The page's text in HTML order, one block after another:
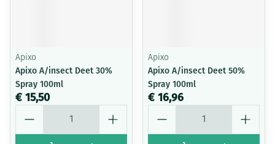
Apixo
Apixo A/insect Deet 30%
Spray 100ml
€ 15,50
Apixo
Apixo A/insect Deet 50%
Spray 100ml
€ 16,96